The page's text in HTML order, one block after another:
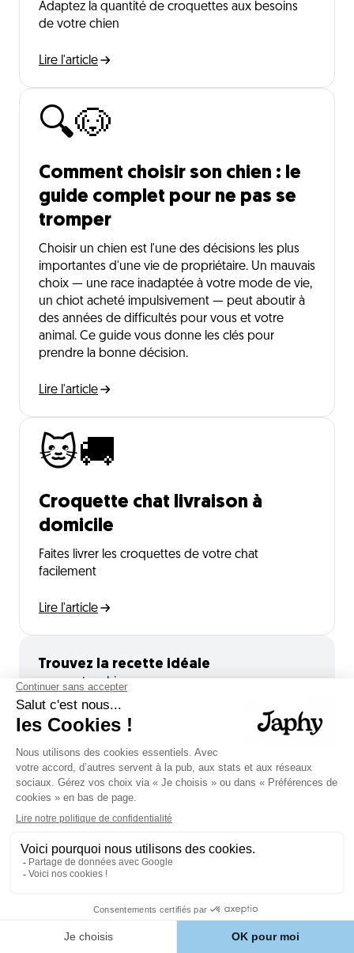
Adaptez la quantité de croquettes aux besoins
de votre chien
Lire l'article
🔍🐶
Comment choisir son chien : le
guide complet pour ne pas se
tromper
Choisir un chien est l'une des décisions les plus
importantes d'une vie de propriétaire. Un mauvais
choix — une race inadaptée à votre mode de vie,
un chiot acheté impulsivement — peut aboutir à
des années de difficultés pour vous et votre
animal. Ce guide vous donne les clés pour
prendre la bonne décision.
Lire l'article
🐱🚚
Croquette chat livraison à
domicile
Faites livrer les croquettes de votre chat
facilement
Lire l'article
Trouvez la recette idéale
pour votre chien
Âge
Poids (kg)